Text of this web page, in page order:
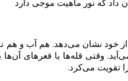
که نور ماهیت موجی دارد
خود نشان می‌دهد. هم آب و هم
وقتی قله‌ها یا قعر‌های
تقویت می‌کرد.